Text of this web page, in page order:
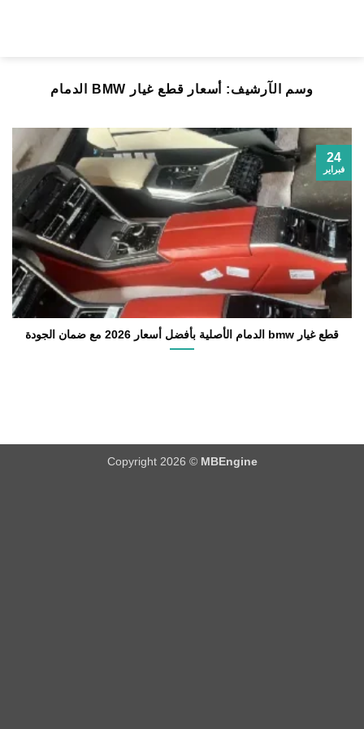
وسم الآرشيف: أسعار قطع غيار BMW الدمام
قطع غيار bmw الدمام الأصلية بأفضل أسعار 2026 مع ضمان الجودة
24
فبراير
Copyright 2026 © MBEngine